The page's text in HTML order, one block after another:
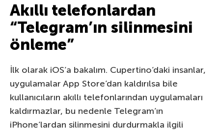
Akıllı telefonlardan
“Telegram’ın silinmesini
önleme”
İlk olarak iOS’a bakalım. Cupertino’daki insanlar,
uygulamalar App Store’dan kaldırılsa bile
kullanıcıların akıllı telefonlarından uygulamaları
kaldırmazlar, bu nedenle Telegram’ın
iPhone’lardan silinmesini durdurmakla ilgili